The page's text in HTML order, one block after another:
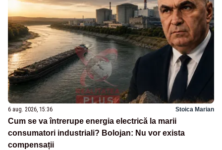
6 aug. 2026, 15:36 Stoica Marian
Cum se va întrerupe energia electrică la marii
consumatori industriali? Bolojan: Nu vor exista
compensații